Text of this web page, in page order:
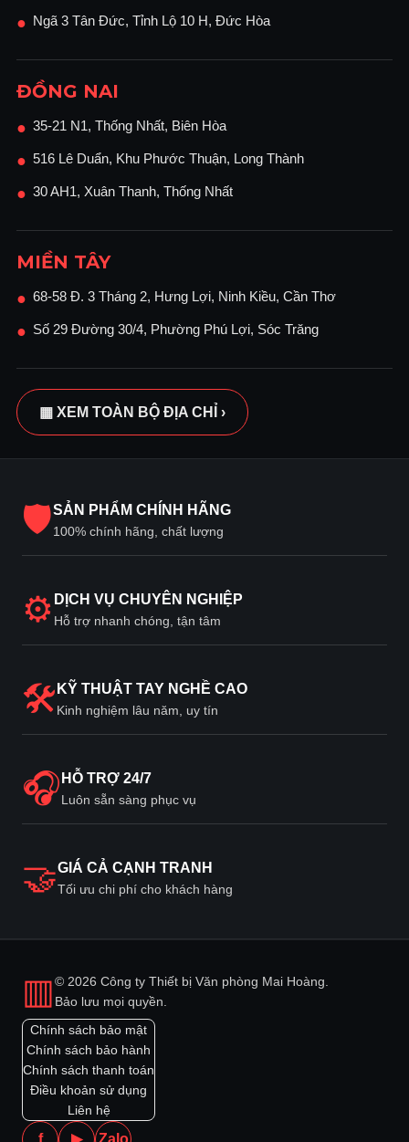
● Ngã 3 Tân Đức, Tỉnh Lộ 10 H, Đức Hòa
ĐỒNG NAI
● 35-21 N1, Thống Nhất, Biên Hòa
● 516 Lê Duẩn, Khu Phước Thuận, Long Thành
● 30 AH1, Xuân Thanh, Thống Nhất
MIỀN TÂY
● 68-58 Đ. 3 Tháng 2, Hưng Lợi, Ninh Kiều, Cần Thơ
● Số 29 Đường 30/4, Phường Phú Lợi, Sóc Trăng
▦ XEM TOÀN BỘ ĐỊA CHỈ ›
🛡SẢN PHẨM CHÍNH HÃNG
100% chính hãng, chất lượng
⚙ DỊCH VỤ CHUYÊN NGHIỆP
Hỗ trợ nhanh chóng, tận tâm
🛠 KỸ THUẬT TAY NGHỀ CAO
Kinh nghiệm lâu năm, uy tín
🎧 HỖ TRỢ 24/7
Luôn sẵn sàng phục vụ
🤝GIÁ CẢ CẠNH TRANH
Tối ưu chi phí cho khách hàng
▥© 2026 Công ty Thiết bị Văn phòng Mai Hoàng.
Bảo lưu mọi quyền.
Chính sách bảo mật
Chính sách bảo hành
Chính sách thanh toán
Điều khoản sử dụng
Liên hệ
f ▶ Zalo